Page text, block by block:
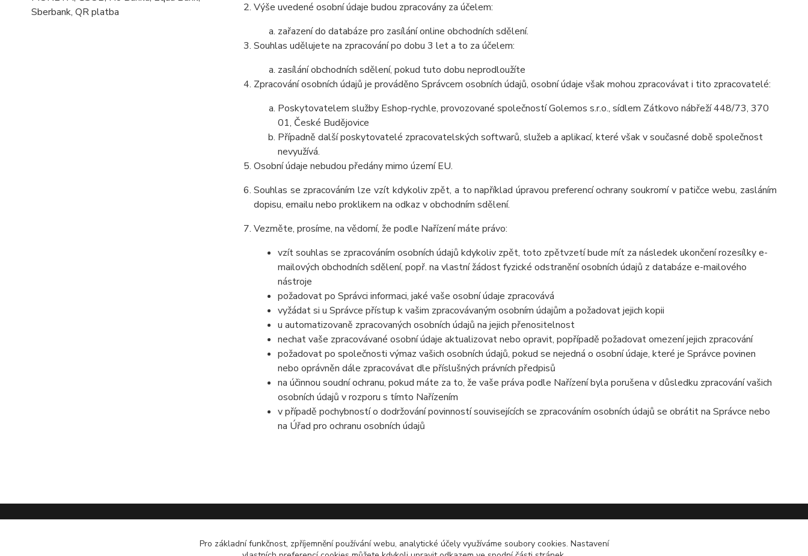
Výše uvedené osobní údaje budou zpracovány za účelem:
zařazení do databáze pro zasílání online obchodních sdělení.
Souhlas udělujete na zpracování po dobu 3 let a to za účelem:
zasílání obchodních sdělení, pokud tuto dobu neprodloužíte
Zpracování osobních údajů je prováděno Správcem osobních údajů, osobní údaje však mohou zpracovávat i tito zpracovatelé:
Poskytovatelem služby Eshop-rychle, provozované společností Golemos s.r.o., sídlem Zátkovo nábřeží 448/73, 370
01, České Budějovice
Případně další poskytovatelé zpracovatelských softwarů, služeb a aplikací, které však v současné době společnost
nevyužívá.
Osobní údaje nebudou předány mimo území EU.
Souhlas se zpracováním lze vzít kdykoliv zpět, a to například úpravou preferencí ochrany soukromí v patičce webu, zasláním
dopisu, emailu nebo proklikem na odkaz v obchodním sdělení.
Vezměte, prosíme, na vědomí, že podle Nařízení máte právo:
vzít souhlas se zpracováním osobních údajů kdykoliv zpět, toto zpětvzetí bude mít za následek ukončení rozesílky e-
mailových obchodních sdělení, popř. na vlastní žádost fyzické odstranění osobních údajů z databáze e-mailového
nástroje
požadovat po Správci informaci, jaké vaše osobní údaje zpracovává
vyžádat si u Správce přístup k vašim zpracovávaným osobním údajům a požadovat jejich kopii
u automatizovaně zpracovaných osobních údajů na jejich přenositelnost
nechat vaše zpracovávané osobní údaje aktualizovat nebo opravit, popřípadě požadovat omezení jejich zpracování
požadovat po společnosti výmaz vašich osobních údajů, pokud se nejedná o osobní údaje, které je Správce povinen
nebo oprávněn dále zpracovávat dle příslušných právních předpisů
na účinnou soudní ochranu, pokud máte za to, že vaše práva podle Nařízení byla porušena v důsledku zpracování vašich
osobních údajů v rozporu s tímto Nařízením
v případě pochybností o dodržování povinností souvisejících se zpracováním osobních údajů se obrátit na Správce nebo
na Úřad pro ochranu osobních údajů
Pro základní funkčnost, zpříjemnění používání webu, analytické účely využíváme soubory cookies. Nastavení